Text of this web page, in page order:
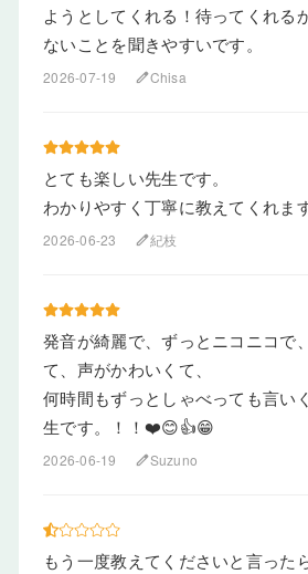
ようとしてくれる！待ってくれる
ないことを聞きやすいです。
2026-07-19 editChisa
とても楽しい先生です。
わかりやすく丁寧に教えてくれます
2026-06-23 edit紀枝
発音が綺麗で、ずっとニコニコで
て、声がかわいくて、
何時間もずっとしゃべっても言い
生です。！！❤️😊👍😁
2026-06-19 editSuzuno
もう一度教えてくださいと言った